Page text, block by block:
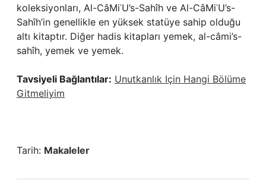
koleksiyonları, Al-CâMiʿU’s-Sahîh ve Al-CâMiʿU’s-
Sahîh’in genellikle en yüksek statüye sahip olduğu
altı kitaptır. Diğer hadis kitapları yemek, al-câmi’s-
sahîh, yemek ve yemek.
Tavsiyeli Bağlantılar: Unutkanlık Için Hangi Bölüme
Gitmeliyim
Tarih: Makaleler